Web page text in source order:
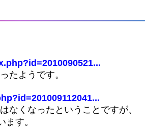
たようです。
なくなったということですが、
す。